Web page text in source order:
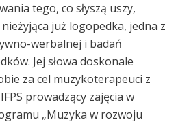
tego, co słyszą uszy,
już logopedka, jedna z
werbalnej i badań
Jej słowa doskonale
za cel muzykoterapeuci z
prowadzący zajęcia w
„Muzyka w rozwoju